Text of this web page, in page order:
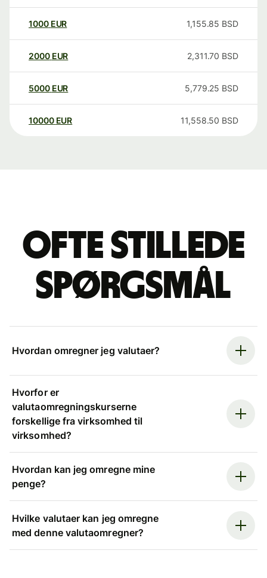
1000 EUR 1,155.85 BSD
2000 EUR 2,311.70 BSD
5000 EUR 5,779.25 BSD
10000 EUR 11,558.50 BSD
Ofte stillede
spørgsmål
Hvordan omregner jeg valutaer?
Hvorfor er
valutaomregningskurserne
forskellige fra virksomhed til
virksomhed?
Hvordan kan jeg omregne mine
penge?
Hvilke valutaer kan jeg omregne
med denne valutaomregner?